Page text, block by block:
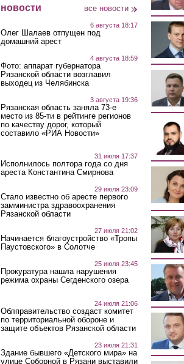
новости все новости
6 августа 18:17
Олег Шалаев отпущен под
домашний арест
4 августа 18:59
Фото: аппарат губернатора
Рязанской области возглавил
выходец из Челябинска
3 августа 19:36
Рязанская область заняла 73-е
место из 85-ти в рейтинге регионов
по качеству дорог, который
составило «РИА Новости»
31 июля 17:37
Исполнилось полтора года со дня
ареста Константина Смирнова
29 июля 23:09
Стало известно об аресте первого
замминистра здравоохранения
Рязанской области
27 июля 21:02
Начинается благоустройство «Тропы
Паустовского» в Солотче
25 июля 23:45
Прокуратура нашла нарушения
режима охраны Сегденского озера
24 июля 21:06
Облправительство создаст комитет
по территориальной обороне и
защите объектов Рязанской области
23 июля 21:31
Здание бывшего «Детского мира» на
улице Соборной в Рязани выставили